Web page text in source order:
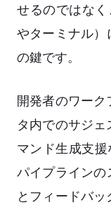
せるのではな
やターミナル）
の鍵です。
開発者のワー
タ内でのサジ
マンド生成支
パイプラインの
とフィードバ